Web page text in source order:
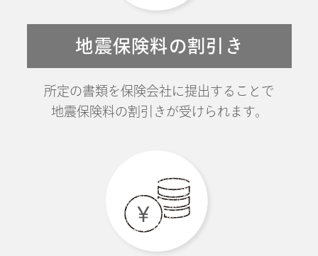
地震保険料の割引き
所定の書類を保険会社に提出することで
地震保険料の割引きが受けられます。